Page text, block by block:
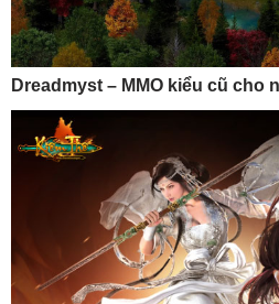
Dreadmyst – MMO kiểu cũ cho